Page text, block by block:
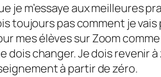
je m’essaye aux meilleures
toujours pas comment je
mes élèves sur Zoom comme
changer. Je dois revenir
à partir de zéro.